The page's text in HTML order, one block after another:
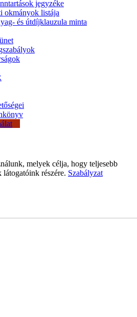
jegyzéke
okmányok listája
és útdíjklauzula minta
melyek célja, hogy teljesebb
részére. Szabályzat